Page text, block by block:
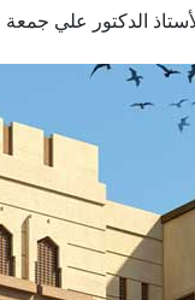
الدكتور علي جمعة